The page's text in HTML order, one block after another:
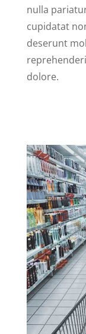
nulla
cupidatat
deserunt
dolore.